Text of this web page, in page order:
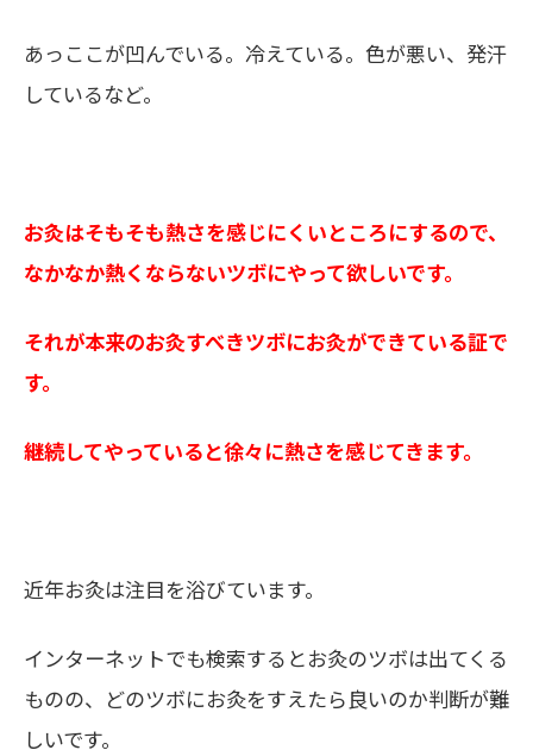
あっここが凹んでいる。冷えている。色が悪い、発汗
しているなど。
お灸はそもそも熱さを感じにくいところにするので、
なかなか熱くならないツボにやって欲しいです。
それが本来のお灸すべきツボにお灸ができている証で
す。
継続してやっていると徐々に熱さを感じてきます。
近年お灸は注目を浴びています。
インターネットでも検索するとお灸のツボは出てくる
ものの、どのツボにお灸をすえたら良いのか判断が難
しいです。